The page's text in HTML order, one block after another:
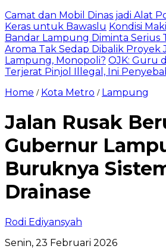
Camat dan Mobil Dinas jadi Alat
Keras untuk Bawaslu Kondisi
Bandar Lampung Diminta Serius
Aroma Tak Sedap Dibalik Proyek
Lampung, Monopoli? OJK: Guru
Terjerat Pinjol Illegal, Ini
Home / Kota Metro / Lampung
Jalan Rusak
Gubernur
Buruknya
Drainase
Rodi Ediyansyah
Senin, 23 Februari 2026